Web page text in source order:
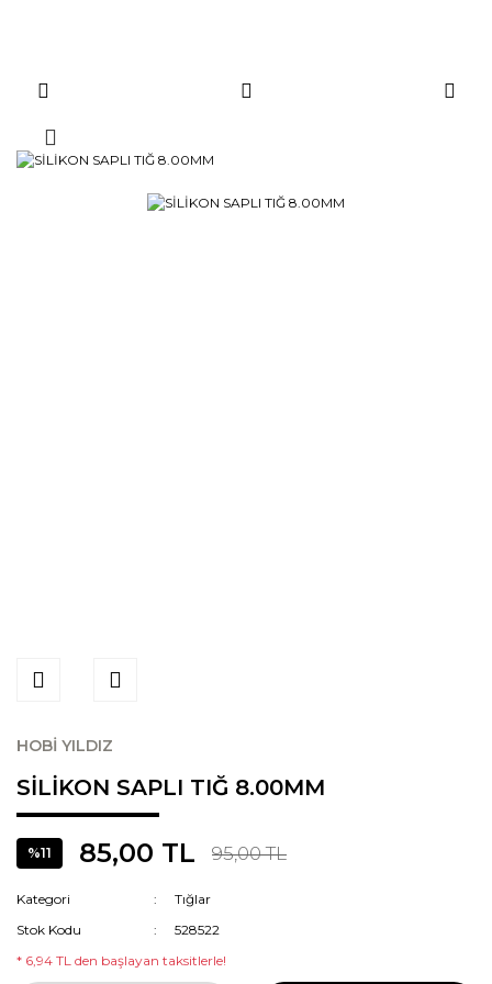
HOBİ YILDIZ
SİLİKON SAPLI TIĞ 8.00MM
%11 85,00 TL 95,00 TL
Kategori
Tığlar
Stok Kodu
528522
* 6,94 TL den başlayan taksitlerle!